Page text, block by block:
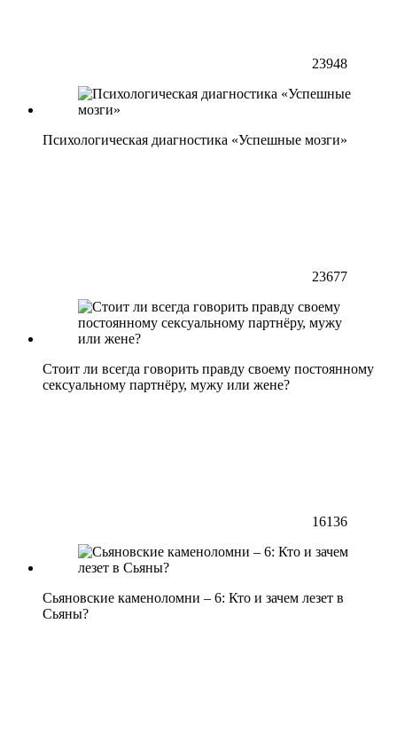
23948
Психологическая диагностика «Успешные мозги»
23677
Стоит ли всегда говорить правду своему постоянному
сексуальному партнёру, мужу или жене?
16136
Сьяновские каменоломни – 6: Кто и зачем лезет в
Сьяны?